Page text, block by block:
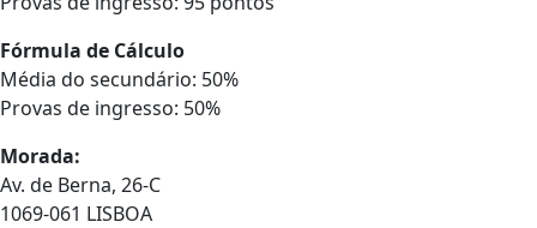
Fórmula de Cálculo
Média do secundário: 50%
Provas de ingresso: 50%
Morada:
Av. de Berna, 26-C
1069-061 LISBOA